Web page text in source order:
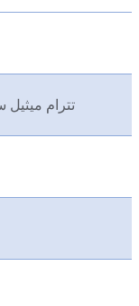
2،4،6،8-تترام